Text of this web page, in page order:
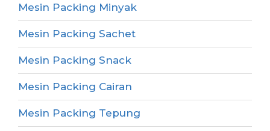
Mesin Packing Minyak
Mesin Packing Sachet
Mesin Packing Snack
Mesin Packing Cairan
Mesin Packing Tepung